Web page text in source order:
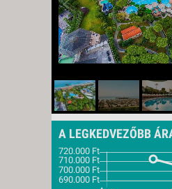
A LEGKEDVEZŐBB